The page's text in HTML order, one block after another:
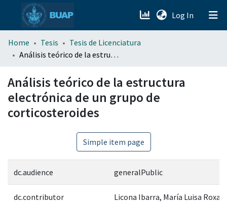
Log In (current)
menu.section.about_menu
Home Tesis
Tesis de Licenciatura
Análisis teórico de la estructura electrónica de un grupo de corticosteroides
Análisis teórico de la estructura
electrónica de un grupo de
corticosteroides
Simple item page
dc.audience generalPublic
dc.contributor Licona Ibarra, María Luisa